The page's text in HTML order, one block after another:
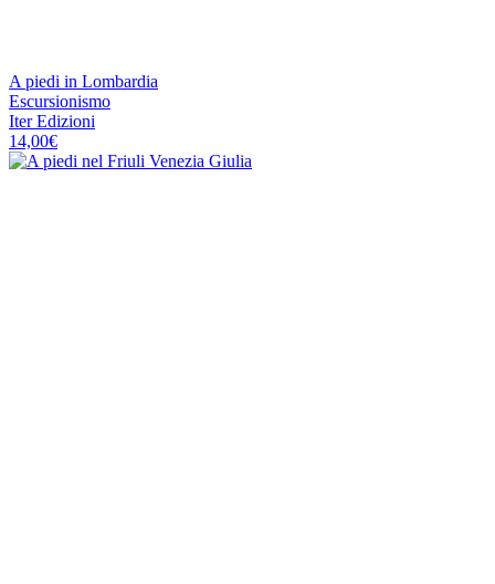
A piedi in Lombardia
Escursionismo
Iter Edizioni
14,00€